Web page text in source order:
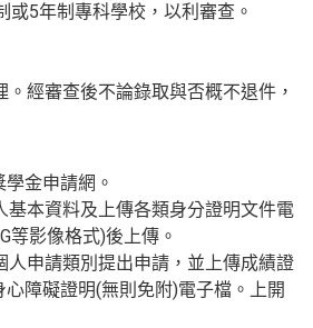
5年制專科學校，以利審查。
經審查後不論錄取與否概不退件，
金申請網。
本資料及上傳各類身分證明文件電
等影像格式)後上傳。
申請類別提出申請，並上傳成績證
障礙證明(無則免附)電子檔。上開